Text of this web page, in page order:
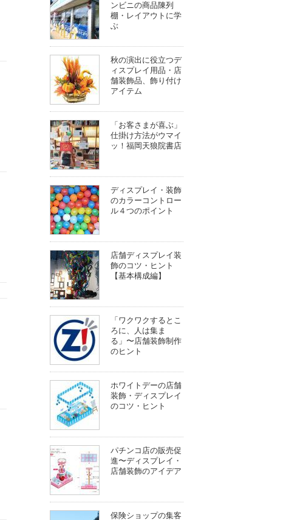
ンビニの商品陳列
棚・レイアウトに学
ぶ
秋の演出に役立つデ
ィスプレイ用品・店
舗装飾品、飾り付け
アイテム
「お客さまが喜ぶ」
仕掛け方法がウマイ
ッ！福岡天狼院書店
ディスプレイ・装飾
のカラーコントロー
ル４つのポイント
店舗ディスプレイ装
飾のコツ・ヒント
【基本構成編】
「ワクワクするとこ
ろに、人は集ま
る」〜店舗装飾制作
のヒント
ホワイトデーの店舗
装飾・ディスプレイ
のコツ・ヒント
パチンコ店の販売促
進〜ディスプレイ・
店舗装飾のアイデア
保険ショップの集客